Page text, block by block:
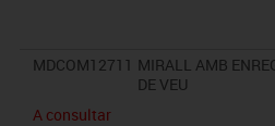
MDCOM12711 MIRALL AMB
DE VEU
A consultar